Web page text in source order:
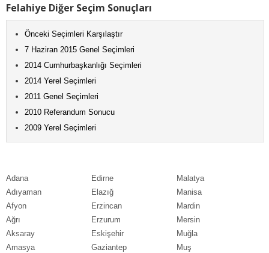
Adana
Adıyaman
Afyon
Ağrı
Aksaray
Amasya
Edirne
Elazığ
Erzincan
Erzurum
Eskişehir
Gaziantep
Malatya
Manisa
Mardin
Mersin
Muğla
Muş
Felahiye Diğer Seçim Sonuçları
Önceki Seçimleri Karşılaştır
7 Haziran 2015 Genel Seçimleri
2014 Cumhurbaşkanlığı Seçimleri
2014 Yerel Seçimleri
2011 Genel Seçimleri
2010 Referandum Sonucu
2009 Yerel Seçimleri